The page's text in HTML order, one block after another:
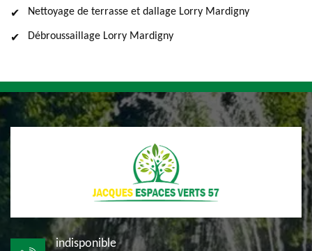
Nettoyage de terrasse et dallage Lorry Mardigny
Débroussaillage Lorry Mardigny
indisponible